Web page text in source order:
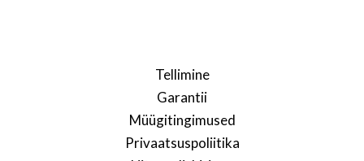
Tellimine
Garantii
Müügitingimused
Privaatsuspoliitika